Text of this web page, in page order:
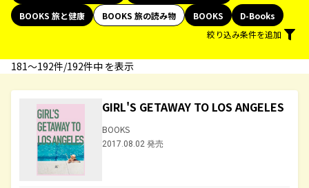
BOOKS 旅と健康 BOOKS 旅の読み物 BOOKS
D-Books
絞り込み条件を追加
181〜192件/192件中 を表示
GIRL'S GETAWAY TO LOS ANGELES
BOOKS
2017.08.02 発売